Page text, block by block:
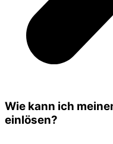
Wie kann ich
einlösen?